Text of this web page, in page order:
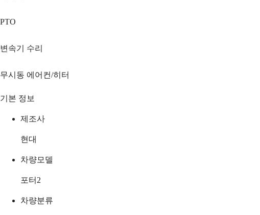
PTO
변속기 수리
무시동 에어컨/히터
기본 정보
제조사
현대
차량모델
포터2
차량분류